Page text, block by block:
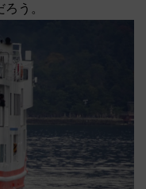
う。